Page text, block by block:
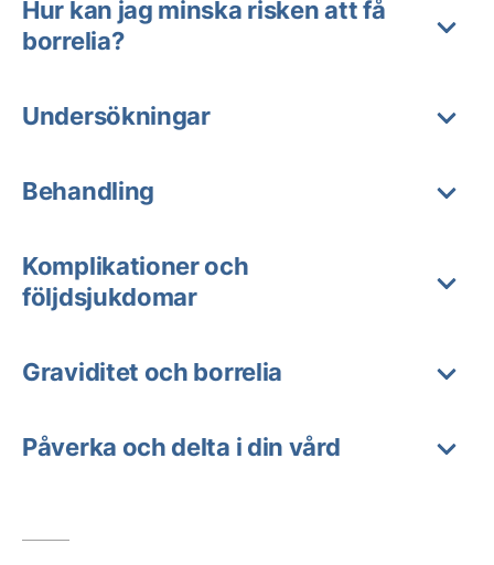
Hur kan jag minska risken att få
borrelia?
Undersökningar
Behandling
Komplikationer och
följdsjukdomar
Graviditet och borrelia
Påverka och delta i din vård